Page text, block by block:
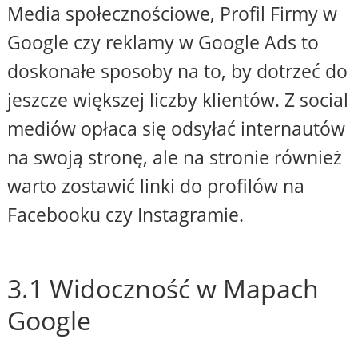
Media społecznościowe, Profil Firmy w
Google czy reklamy w Google Ads to
doskonałe sposoby na to, by dotrzeć do
jeszcze większej liczby klientów. Z social
mediów opłaca się odsyłać internautów
na swoją stronę, ale na stronie również
warto zostawić linki do profilów na
Facebooku czy Instagramie.
3.1 Widoczność w Mapach
Google